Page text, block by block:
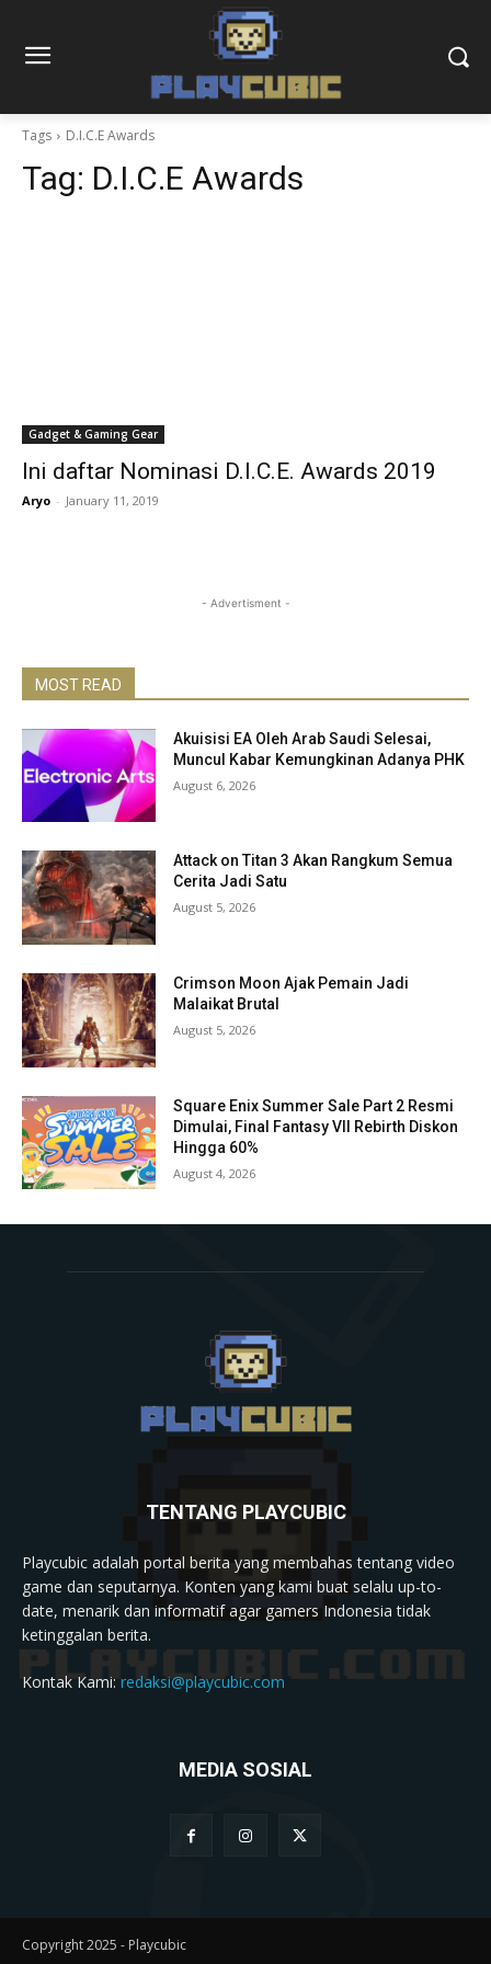
Tags D.I.C.E Awards
Tag: D.I.C.E Awards
Gadget & Gaming Gear
Ini daftar Nominasi D.I.C.E. Awards 2019
Aryo - January 11, 2019
- Advertisment -
MOST READ
Akuisisi EA Oleh Arab Saudi Selesai,
Muncul Kabar Kemungkinan Adanya PHK
August 6, 2026
Attack on Titan 3 Akan Rangkum Semua
Cerita Jadi Satu
August 5, 2026
Crimson Moon Ajak Pemain Jadi
Malaikat Brutal
August 5, 2026
Square Enix Summer Sale Part 2 Resmi
Dimulai, Final Fantasy VII Rebirth Diskon
Hingga 60%
August 4, 2026
TENTANG PLAYCUBIC
Playcubic adalah portal berita yang membahas tentang video
game dan seputarnya. Konten yang kami buat selalu up-to-
date, menarik dan informatif agar gamers Indonesia tidak
ketinggalan berita.
Kontak Kami:redaksi@playcubic.com
MEDIA SOSIAL
Copyright 2025 - Playcubic